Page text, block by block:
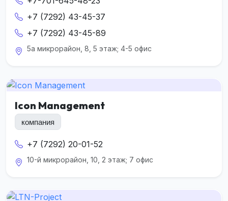
+7 (7292) 43-45-37
+7 (7292) 43-45-89
5а микрорайон, 8, 5 этаж; 4-5 офис
Icon Management
компания
+7 (7292) 20-01-52
10-й микрорайон, 10, 2 этаж; 7 офис